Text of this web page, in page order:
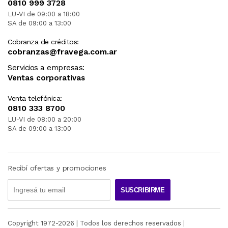
0810 999 3728
LU-VI de 09:00 a 18:00
SA de 09:00 a 13:00
Cobranza de créditos:
cobranzas@fravega.com.ar
Servicios a empresas:
Ventas corporativas
Venta telefónica:
0810 333 8700
LU-VI de 08:00 a 20:00
SA de 09:00 a 13:00
Recibí ofertas y promociones
SUSCRIBIRME
Copyright 1972-2026 | Todos los derechos reservados |